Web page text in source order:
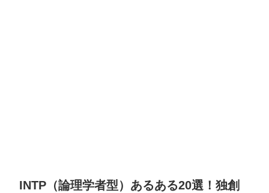
INTP（論理学者型）あるある20選！独創